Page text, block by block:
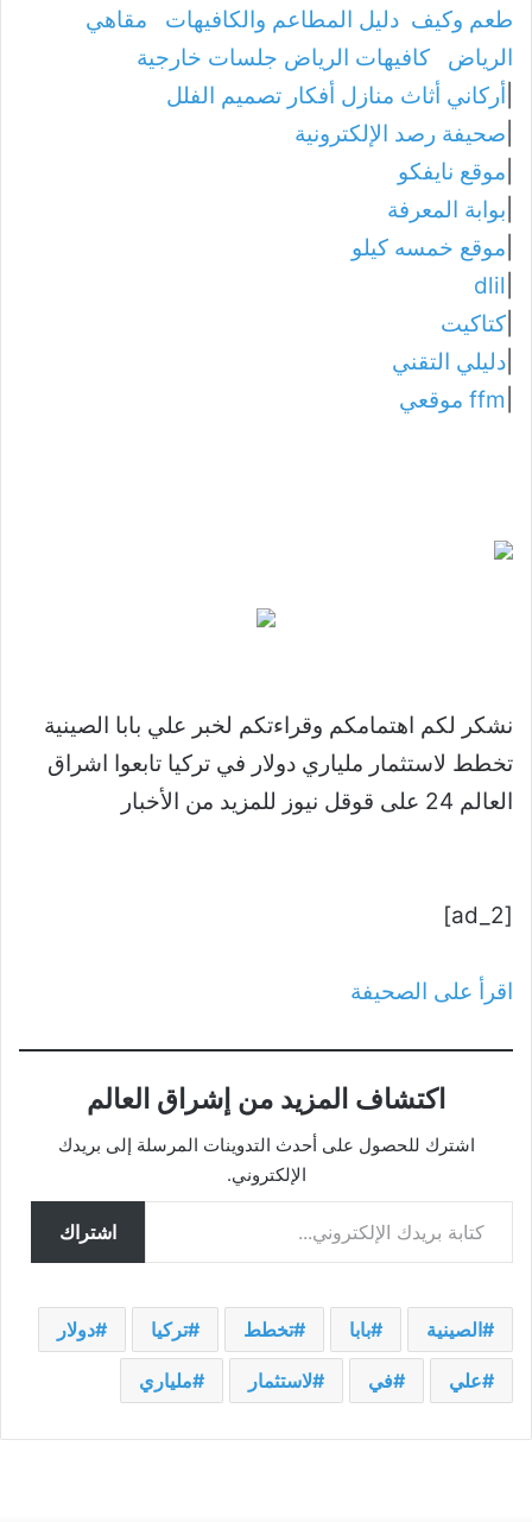
طعم وكيف دليل المطاعم والكافيهات
مقاهي
الرياض
كافيهات الرياض جلسات خارجية
أركاني أثاث منازل أفكار تصميم الفلل
صحيفة رصد الإلكترونية
موقع نايفكو
بوابة المعرفة
موقع خمسه كيلو
dlil
كتاكيت
دليلي التقني
ffm موقعي
نشكر لكم اهتمامكم وقراءتكم لخبر علي بابا الصينية
تخطط لاستثمار ملياري دولار في تركيا تابعوا اشراق
العالم 24 على قوقل نيوز للمزيد من الأخبار
[ad_2]
اقرأ على الصحيفة
اكتشاف المزيد من إشراق العالم
اشترك للحصول على أحدث التدوينات المرسلة إلى بريدك
الإلكتروني.
كتابة بريدك الإلكتروني...
اشتراك
الصينية بابا تخطط تركيا دولار
علي في لاستثمار ملياري